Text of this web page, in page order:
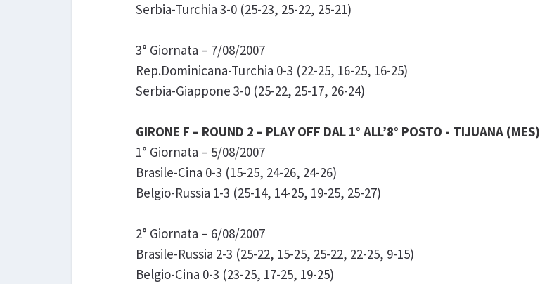
Serbia-Turchia 3-0 (25-23, 25-22, 25-21)
3° Giornata – 7/08/2007
Rep.Dominicana-Turchia 0-3 (22-25, 16-25, 16-25)
Serbia-Giappone 3-0 (25-22, 25-17, 26-24)
GIRONE F – ROUND 2 – PLAY OFF DAL 1° ALL’8° POSTO - TIJUANA (MES)
1° Giornata – 5/08/2007
Brasile-Cina 0-3 (15-25, 24-26, 24-26)
Belgio-Russia 1-3 (25-14, 14-25, 19-25, 25-27)
2° Giornata – 6/08/2007
Brasile-Russia 2-3 (25-22, 15-25, 25-22, 22-25, 9-15)
Belgio-Cina 0-3 (23-25, 17-25, 19-25)